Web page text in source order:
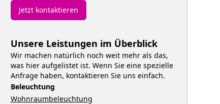
Jetzt kontaktieren
Unsere Leistungen im Überblick
Wir machen natürlich noch weit mehr als das,
was hier aufgelistet ist. Wenn Sie eine spezielle
Anfrage haben, kontaktieren Sie uns einfach.
Beleuchtung
Wohnraumbeleuchtung